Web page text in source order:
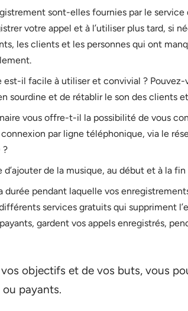
sont-elles fournies par le
votre appel et à l’utiliser plus tard, si
les clients et les personnes qui ont
est-il facile à utiliser et convivial ?
sourdine et de rétablir le son des clients
vous offre-t-il la possibilité de vous
connexion par ligne téléphonique, via le
?
de la musique, au début et à la
durée pendant laquelle vos
services gratuits qui suppriment
gardent vos appels enregistrés,
objectifs et de vos buts, vous
payants.